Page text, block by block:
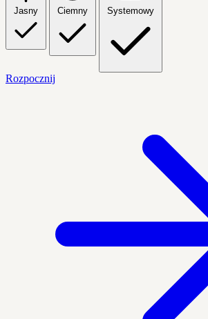
Jasny Ciemny Systemowy
Rozpocznij